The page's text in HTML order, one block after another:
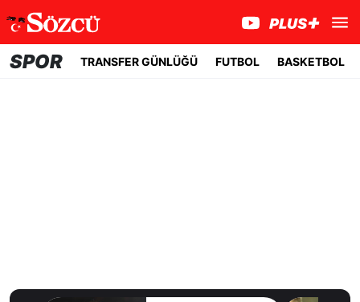
SPOR TRANSFER GÜNLÜĞÜ FUTBOL BASKETBOL